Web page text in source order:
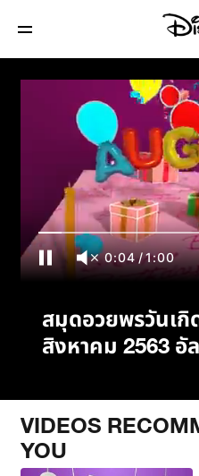
สมุดอวยพรวันเกิดดิส
2563 อัลบั้ม 11
0:04/1:00
สมุดอวยพรวันเกิ
สิงหาคม 2563 อั
VIDEOS
YOU